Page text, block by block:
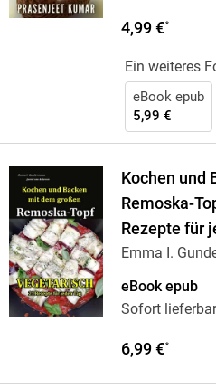
4,99 €*
Ein weiteres
eBook epub
5,99 €
Kochen und
Remoska-
Rezepte für
Emma I.
eBook epub
Sofort
6,99 €*